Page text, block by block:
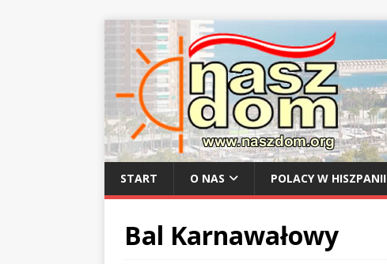
START O NAS POLACY W HISZPANII
Bal Karnawałowy